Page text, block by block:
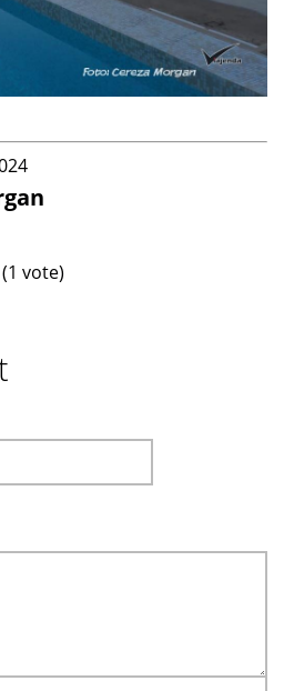
(1 vote)